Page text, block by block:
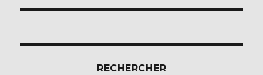
RECHERCHER